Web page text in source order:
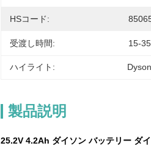
HSコード:
受渡し時間: 15-
ハイライト:
製品説明
25.2V 4.2Ah ダイソン バッテリー ダ